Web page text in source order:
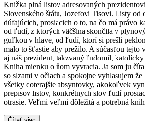
Knižka plná listov adresovaných
Slovenského štátu, Jozefovi Tisovi. Listy od
dúfajúcich, prosiacich o to, na čo má právo
od ľudí, z ktorých väčšina skončila v
guľkou v hlave, od ľudí, ktorí si prešli
malo to šťastie aby prežilo. A súčasťou tejto
aj náš prezident, takzvaný ľudomil, katolícky
Kniha mienku o ňom vyvracia. Ja som ju
so slzami v očiach a spokojne vyhlasujem že
všetky doterajšie absyntovky, akokoľvek
prepisov listov, konkrétnych slov ľudí
otrasie. Veľmi veľmi dôležitá a potrebná